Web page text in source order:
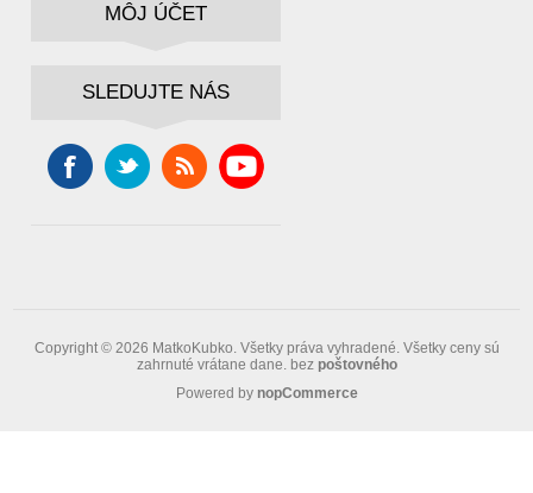
MÔJ ÚČET
SLEDUJTE NÁS
Copyright © 2026 MatkoKubko. Všetky práva vyhradené. Všetky ceny sú
zahrnuté vrátane dane. bez poštovného
Powered by nopCommerce